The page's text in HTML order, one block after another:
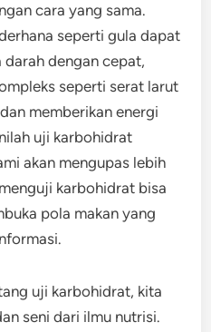
cara yang sama.
seperti gula dapat
darah dengan cepat,
seperti serat larut
memberikan energi
uji karbohidrat
akan mengupas lebih
karbohidrat bisa
pola makan yang
uji karbohidrat, kita
seni dari ilmu nutrisi.